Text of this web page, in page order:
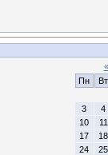
«
Пн
Вт
3
4
10
11
17
18
24
25